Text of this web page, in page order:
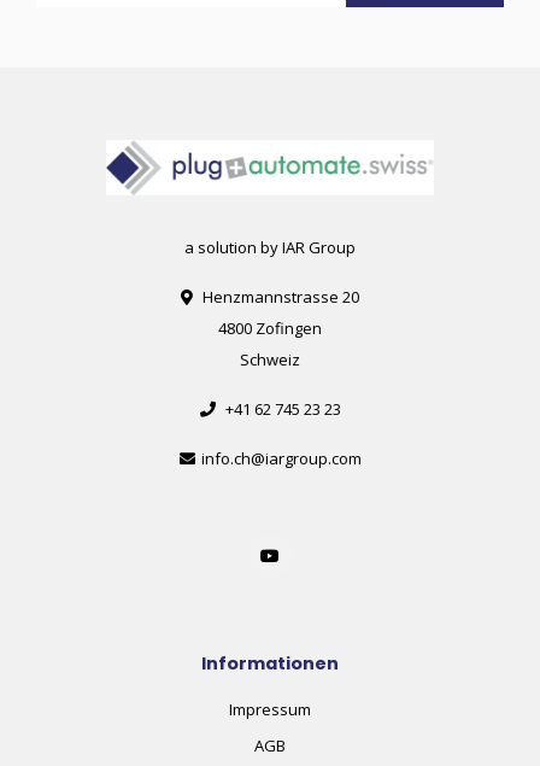
a solution by IAR Group
Henzmannstrasse 20
4800 Zofingen
Schweiz
+41 62 745 23 23
info.ch@iargroup.com
Informationen
Impressum
AGB